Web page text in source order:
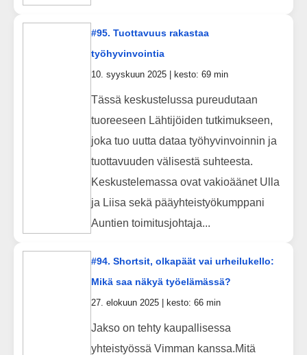
#95. Tuottavuus rakastaa
työhyvinvointia
10. syyskuun 2025 | kesto: 69 min
Tässä keskustelussa pureudutaan
tuoreeseen Lähtijöiden tutkimukseen,
joka tuo uutta dataa työhyvinvoinnin ja
tuottavuuden välisestä suhteesta.
Keskustelemassa ovat vakioäänet Ulla
ja Liisa sekä pääyhteistyökumppani
Auntien toimitusjohtaja...
#94. Shortsit, olkapäät vai urheilukello:
Mikä saa näkyä työelämässä?
27. elokuun 2025 | kesto: 66 min
Jakso on tehty kaupallisessa
yhteistyössä Vimman kanssa.Mitä